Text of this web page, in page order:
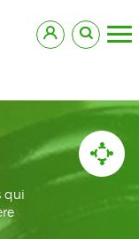
qui